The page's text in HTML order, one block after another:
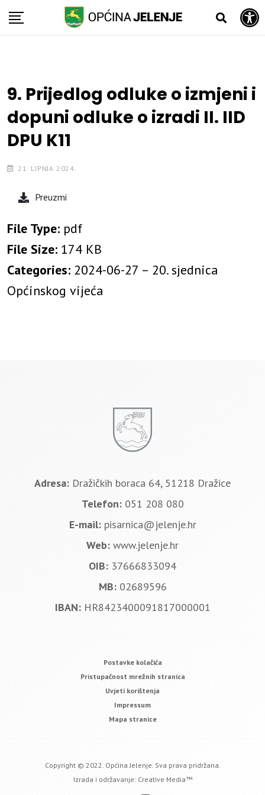
Open toolbar
Skip
9. Prijedlog odluke o izmjeni i
dopuni odluke o izradi II. IID
DPU K11
21. LIPNJA 2024.
Preuzmi
File Type: pdf
File Size: 174 KB
Categories: 2024-06-27 – 20. sjednica
Općinskog vijeća
Adresa: Dražičkih boraca 64, 51218 Dražice
Telefon: 051 208 080
E-mail: pisarnica@jelenje.hr
Web: www.jelenje.hr
OIB: 37666833094
MB: 02689596
IBAN: HR8423400091817000001
Postavke kolačića
Pristupačnost mrežnih stranica
Uvjeti korištenja
Impressum
Mapa stranice
Copyright © 2022. Općina Jelenje. Sva prava pridržana.
Izrada i održavanje: Creative Media™